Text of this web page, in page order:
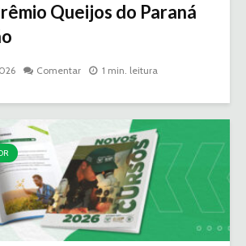
Queijos do Paraná
Comentar 1 min. leitura